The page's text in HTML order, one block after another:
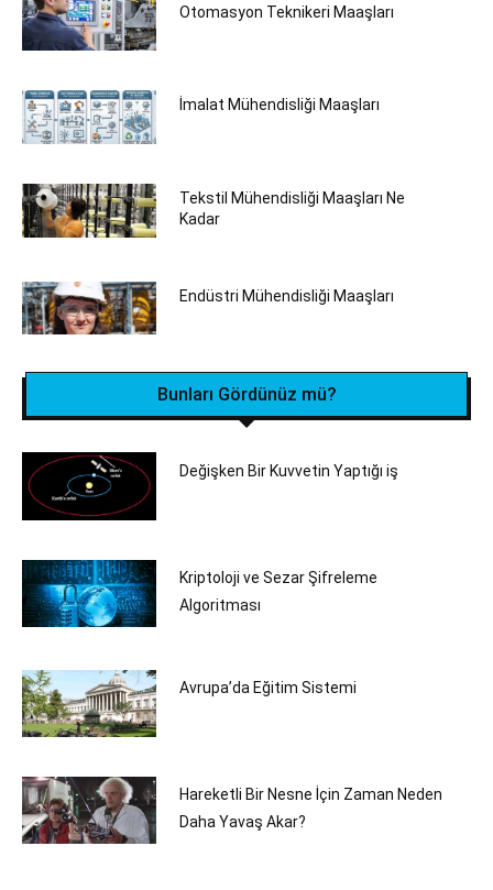
Otomasyon Teknikeri Maaşları
İmalat Mühendisliği Maaşları
Tekstil Mühendisliği Maaşları Ne
Kadar
Endüstri Mühendisliği Maaşları
Bunları Gördünüz mü?
Değişken Bir Kuvvetin Yaptığı iş
Kriptoloji ve Sezar Şifreleme
Algoritması
Avrupa’da Eğitim Sistemi
Hareketli Bir Nesne İçin Zaman Neden
Daha Yavaş Akar?